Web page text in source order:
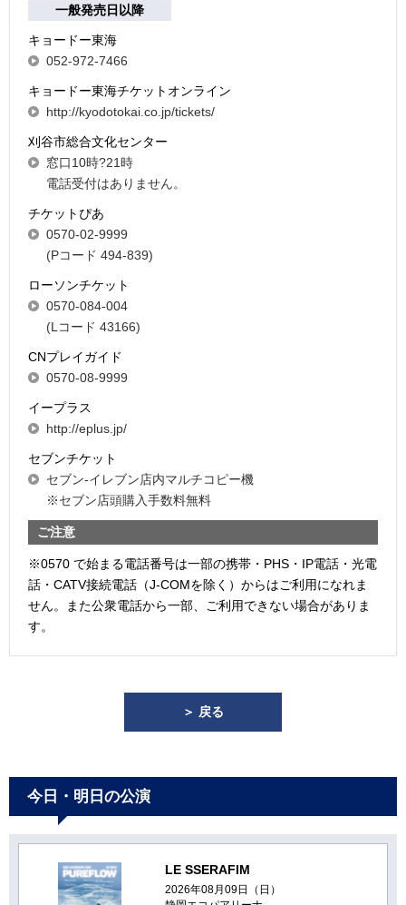
一般発売日以降
キョードー東海
052-972-7466
キョードー東海チケットオンライン
http://kyodotokai.co.jp/tickets/
刈谷市総合文化センター
窓口10時?21時
電話受付はありません。
チケットぴあ
0570-02-9999
(Pコード 494-839)
ローソンチケット
0570-084-004
(Lコード 43166)
CNプレイガイド
0570-08-9999
イープラス
http://eplus.jp/
セブンチケット
セブン-イレブン店内マルチコピー機
※セブン店頭購入手数料無料
ご注意
※0570 で始まる電話番号は一部の携帯・PHS・IP電話・光電
話・CATV接続電話（J-COMを除く）からはご利用になれま
せん。また公衆電話から一部、ご利用できない場合がありま
す。
＞ 戻る
今日・明日の公演
LE SSERAFIM
2026年08月09日（日）